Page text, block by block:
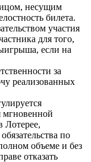
несущим
билета.
участия
для того,
если на
за
реализованных
мгновенной
Лотерее,
по
объеме и без
отказать